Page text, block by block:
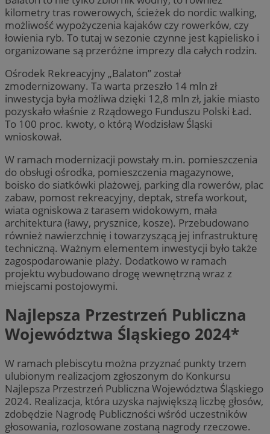
kilometry tras rowerowych, ścieżek do nordic walking,
możliwość wypożyczenia kajaków czy rowerków, czy
łowienia ryb. To tutaj w sezonie czynne jest kąpielisko i
organizowane są przeróżne imprezy dla całych rodzin.
Ośrodek Rekreacyjny „Balaton” został
zmodernizowany. Ta warta przeszło 14 mln zł
inwestycja była możliwa dzięki 12,8 mln zł, jakie miasto
pozyskało właśnie z Rządowego Funduszu Polski Ład.
To 100 proc. kwoty, o którą Wodzisław Śląski
wnioskował.
W ramach modernizacji powstały m.in. pomieszczenia
do obsługi ośrodka, pomieszczenia magazynowe,
boisko do siatkówki plażowej, parking dla rowerów, plac
zabaw, pomost rekreacyjny, deptak, strefa workout,
wiata ogniskowa z tarasem widokowym, mała
architektura (ławy, prysznice, kosze). Przebudowano
również nawierzchnię i towarzyszącą jej infrastrukturę
techniczną. Ważnym elementem inwestycji było także
zagospodarowanie plaży. Dodatkowo w ramach
projektu wybudowano drogę wewnętrzną wraz z
miejscami postojowymi.
Najlepsza Przestrzeń Publiczna
Województwa Śląskiego 2024*
W ramach plebiscytu można przyznać punkty trzem
ulubionym realizacjom zgłoszonym do Konkursu
Najlepsza Przestrzeń Publiczna Województwa Śląskiego
2024. Realizacja, która uzyska największą liczbę głosów,
zdobędzie Nagrodę Publiczności wśród uczestników
głosowania, rozlosowane zostaną nagrody rzeczowe.